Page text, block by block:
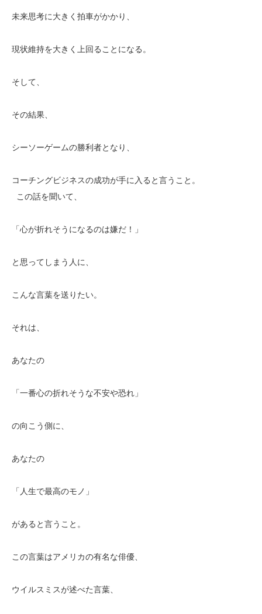
未来思考に大きく拍車がかかり、
現状維持を大きく上回ることになる。
そして、
その結果、
シーソーゲームの勝利者となり、
コーチングビジネスの成功が手に入ると言うこと。
この話を聞いて、
「心が折れそうになるのは嫌だ！」
と思ってしまう人に、
こんな言葉を送りたい。
それは、
あなたの
「一番心の折れそうな不安や恐れ」
の向こう側に、
あなたの
「人生で最高のモノ」
があると言うこと。
この言葉はアメリカの有名な俳優、
ウイルスミスが述べた言葉、